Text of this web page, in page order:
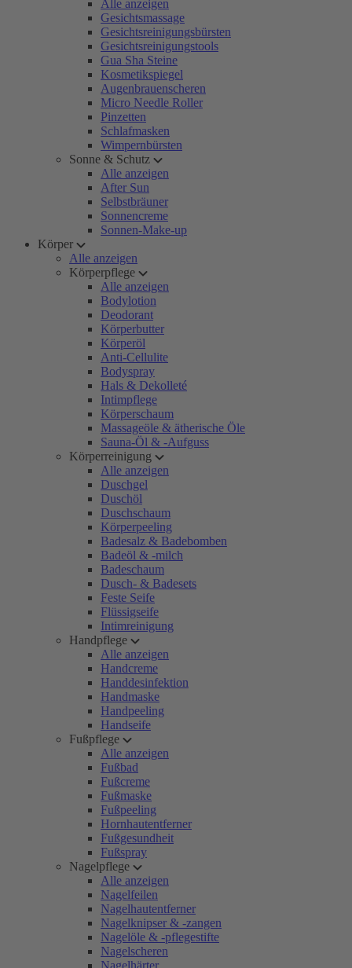
Alle anzeigen
Gesichtsmassage
Gesichtsreinigungsbürsten
Gesichtsreinigungstools
Gua Sha Steine
Kosmetikspiegel
Augenbrauenscheren
Micro Needle Roller
Pinzetten
Schlafmasken
Wimpernbürsten
Sonne & Schutz
Alle anzeigen
After Sun
Selbstbräuner
Sonnencreme
Sonnen-Make-up
Körper
Alle anzeigen
Körperpflege
Alle anzeigen
Bodylotion
Deodorant
Körperbutter
Körperöl
Anti-Cellulite
Bodyspray
Hals & Dekolleté
Intimpflege
Körperschaum
Massageöle & ätherische Öle
Sauna-Öl & -Aufguss
Körperreinigung
Alle anzeigen
Duschgel
Duschöl
Duschschaum
Körperpeeling
Badesalz & Badebomben
Badeöl & -milch
Badeschaum
Dusch- & Badesets
Feste Seife
Flüssigseife
Intimreinigung
Handpflege
Alle anzeigen
Handcreme
Handdesinfektion
Handmaske
Handpeeling
Handseife
Fußpflege
Alle anzeigen
Fußbad
Fußcreme
Fußmaske
Fußpeeling
Hornhautentferner
Fußgesundheit
Fußspray
Nagelpflege
Alle anzeigen
Nagelfeilen
Nagelhautentferner
Nagelknipser & -zangen
Nagelöle & -pflegestifte
Nagelscheren
Nagelhärter